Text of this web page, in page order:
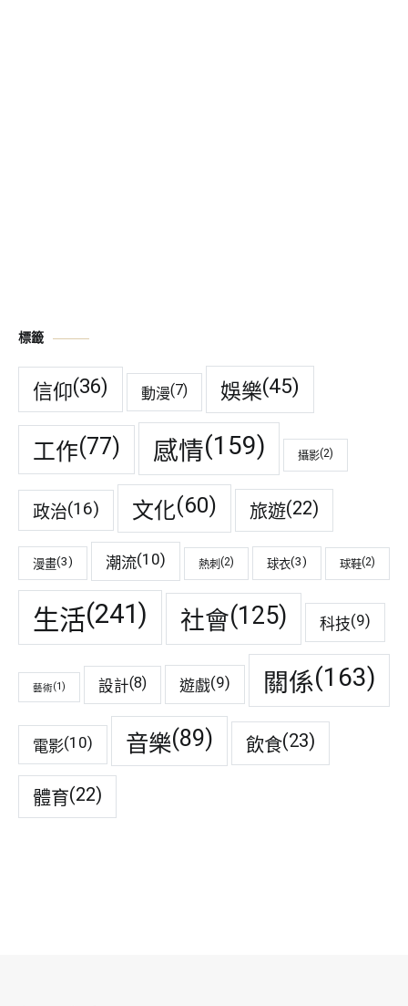
標籤
信仰(36) 動漫(7) 娛樂(45)
工作(77) 感情(159) 攝影(2)
政治(16) 文化(60) 旅遊(22)
漫畫(3) 潮流(10) 熱刺 (2) 球衣(3) 球鞋(2)
生活(241) 社會(125) 科技(9)
藝術(1) 設計(8) 遊戲(9) 關係(163)
電影(10) 音樂(89) 飲食(23)
體育(22)